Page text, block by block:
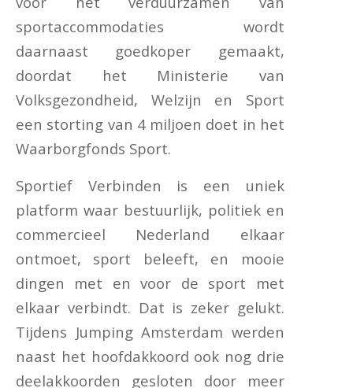
sportaccommodaties wordt
daarnaast goedkoper gemaakt,
doordat het Ministerie van
Volksgezondheid, Welzijn en Sport
een storting van 4 miljoen doet in het
Waarborgfonds Sport.
Sportief Verbinden is een uniek
platform waar bestuurlijk, politiek en
commercieel Nederland elkaar
ontmoet, sport beleeft, en mooie
dingen met en voor de sport met
elkaar verbindt. Dat is zeker gelukt.
Tijdens Jumping Amsterdam werden
naast het hoofdakkoord ook nog drie
deelakkoorden gesloten door meer